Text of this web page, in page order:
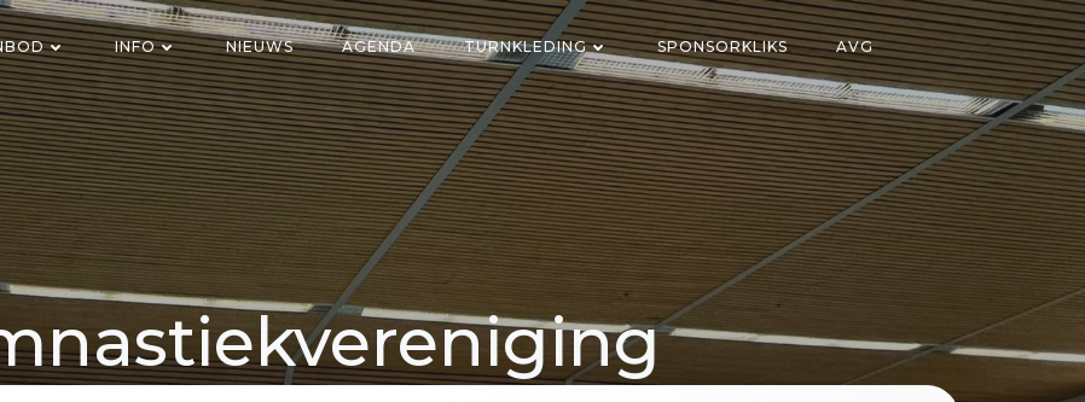
INFO NIEUWS AGENDA TURNKLEDING SPONSORKLIKS AVG